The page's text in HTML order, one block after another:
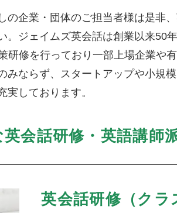
企業・団体のご担当者様は是非
ジェイムズ英会話は創業以来50
修を行っており一部上場企業や
ならず、スタートアップや小規
しております。
会話研修・英語講師
英会話研修（クラ